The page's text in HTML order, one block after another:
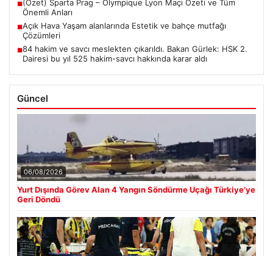
■(Özet) Sparta Prag – Olympique Lyon Maçı Özeti ve Tüm
Önemli Anları
■Açık Hava Yaşam alanlarında Estetik ve bahçe mutfağı
Çözümleri
■84 hakim ve savcı meslekten çıkarıldı. Bakan Gürlek: HSK 2.
Dairesi bu yıl 525 hakim-savcı hakkında karar aldı
Güncel
06/08/2026
Yurt Dışında Görev Alan 4 Yangın Söndürme Uçağı Türkiye’ye
Geri Döndü